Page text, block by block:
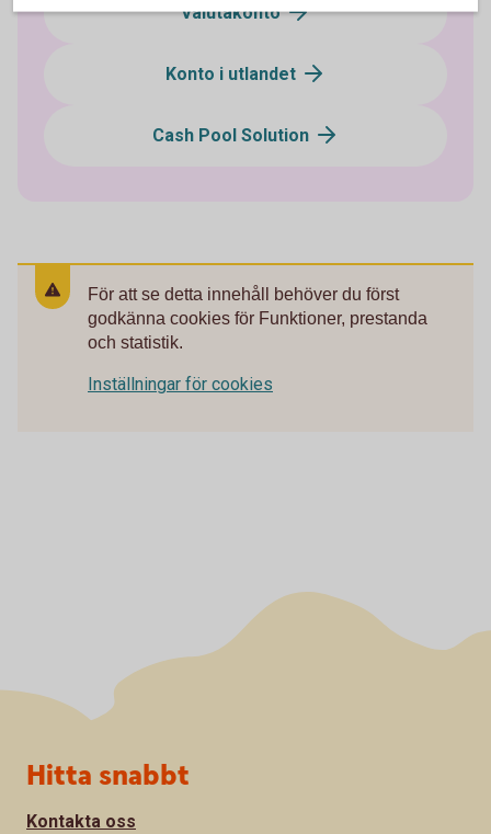
Valutakonto
Konto i utlandet
Cash Pool Solution
För att se detta innehåll behöver du först
godkänna cookies för Funktioner, prestanda
och statistik.
Inställningar för cookies
Sidfot
Hitta snabbt
Kontakta oss